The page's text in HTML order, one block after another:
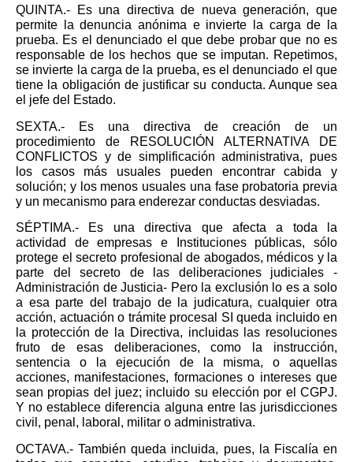
QUINTA.- Es una directiva de nueva generación, que
permite la denuncia anónima e invierte la carga de la
prueba. Es el denunciado el que debe probar que no es
responsable de los hechos que se imputan. Repetimos,
se invierte la carga de la prueba, es el denunciado el que
tiene la obligación de justificar su conducta. Aunque sea
el jefe del Estado.
SEXTA.- Es una directiva de creación de un
procedimiento de RESOLUCIÓN ALTERNATIVA DE
CONFLICTOS y de simplificación administrativa, pues
los casos más usuales pueden encontrar cabida y
solución; y los menos usuales una fase probatoria previa
y un mecanismo para enderezar conductas desviadas.
SÉPTIMA.- Es una directiva que afecta a toda la
actividad de empresas e Instituciones públicas, sólo
protege el secreto profesional de abogados, médicos y la
parte del secreto de las deliberaciones judiciales -
Administración de Justicia- Pero la exclusión lo es a solo
a esa parte del trabajo de la judicatura, cualquier otra
acción, actuación o trámite procesal SI queda incluido en
la protección de la Directiva, incluidas las resoluciones
fruto de esas deliberaciones, como la instrucción,
sentencia o la ejecución de la misma, o aquellas
acciones, manifestaciones, formaciones o intereses que
sean propias del juez; incluido su elección por el CGPJ.
Y no establece diferencia alguna entre las jurisdicciones
civil, penal, laboral, militar o administrativa.
OCTAVA.- También queda incluida, pues, la Fiscalía en